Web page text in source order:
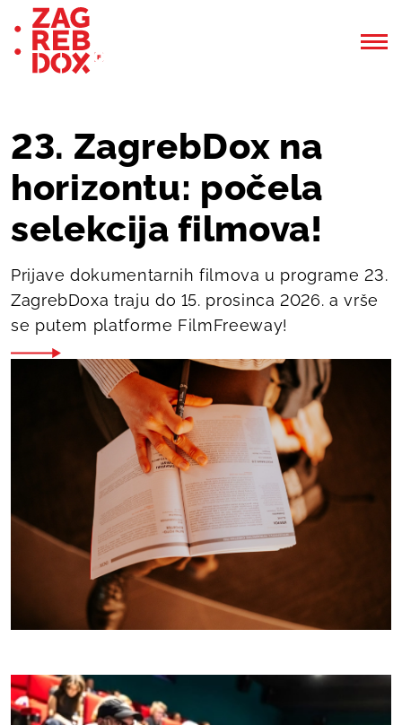
23. ZagrebDox na
horizontu: počela
selekcija filmova!
Prijave dokumentarnih filmova u programe 23.
ZagrebDoxa traju do 15. prosinca 2026. a vrše
se putem platforme FilmFreeway!